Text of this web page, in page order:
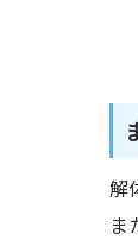
解
ま